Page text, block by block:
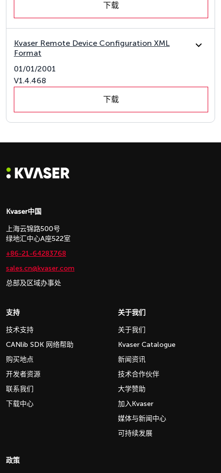
下载
Kvaser Remote Device Configuration XML
Format
01/01/2001
V1.4.468
下载
Kvaser中国
上海云锦路500号
绿地汇中心A座522室
+86-21-64283768
sales.cn@kvaser.com
总部及区域办事处
支持
技术支持
CANlib SDK 网络帮助
购买地点
开发者资源
联系我们
下载中心
关于我们
关于我们
Kvaser Catalogue
新闻资讯
技术合作伙伴
大学赞助
加入Kvaser
媒体与新闻中心
可持续发展
政策